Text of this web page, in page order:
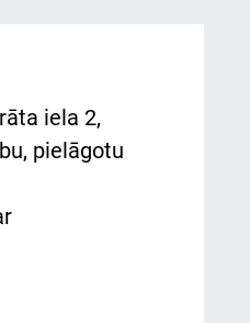
iela 2,
pielāgotu